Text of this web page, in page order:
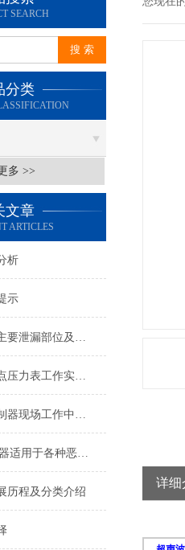
SEARCH
分类
多 >>
文章
ARTICLES
析
示
六氟化硫压力表主要泄漏部位及处理方法
感应式防爆电接点压力表工作实现的控制目的
六氟化硫密度控制器现场工作中涉及到哪些检测内容
sf6气体密度继电器适用于各种恶劣环境和气候条件
历程及分类介绍
详细